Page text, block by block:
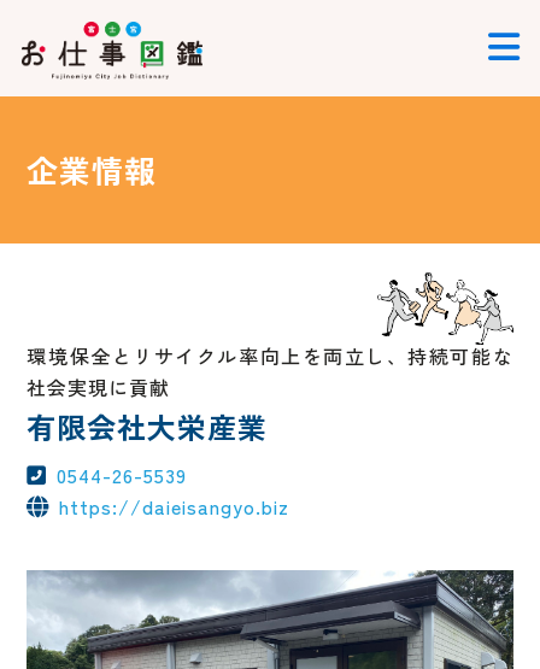
企業情報
環境保全とリサイクル率向上を両立し、持続可能な
社会実現に貢献
有限会社大栄産業
0544-26-5539
https://daieisangyo.biz